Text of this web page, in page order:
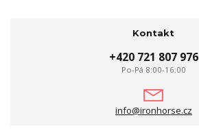
Kontakt
+420 721 807 976
Po-Pá 8:00-16:00
info@ironhorse.cz